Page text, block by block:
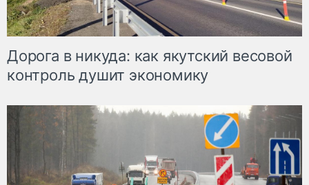
Дорога в никуда: как якутский весовой
контроль душит экономику